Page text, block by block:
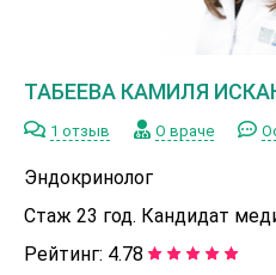
ТАБЕЕВА КАМИЛЯ
1 отзыв О враче
Эндокринолог
Стаж 23 год. Кандидат
Рейтинг: 4.78